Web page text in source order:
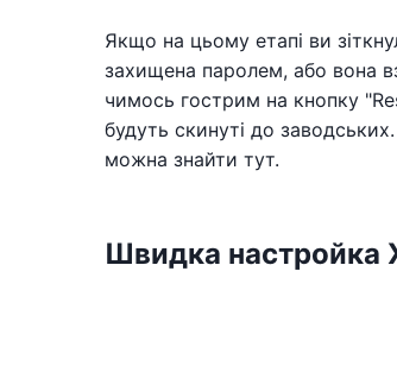
Якщо на цьому етапі ви
захищена паролем, або вона
чимось гострим на кнопку
будуть скинуті до
можна знайти тут.
Швидка настройка